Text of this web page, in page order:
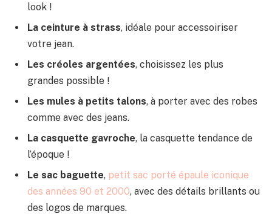
look !
La ceinture à strass, idéale pour accessoiriser
votre jean.
Les créoles argentées, choisissez les plus
grandes possible !
Les mules à petits talons, à porter avec des robes
comme avec des jeans.
La casquette gavroche, la casquette tendance de
l’époque !
Le sac baguette, petit sac porté épaule iconique
des années 90 et 2000, avec des détails brillants ou
des logos de marques.